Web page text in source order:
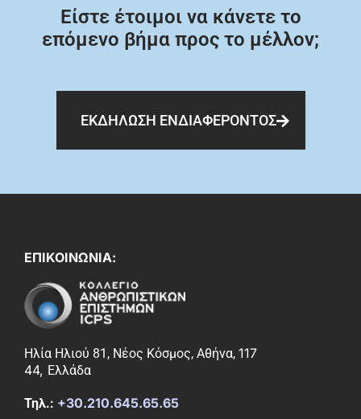
Είστε έτοιμοι να κάνετε το
επόμενο βήμα προς το μέλλον;
ΕΚΔΗΛΩΣΗ ΕΝΔΙΑΦΕΡΟΝΤΟΣ
ΕΠΙΚΟΙΝΩΝΙΑ:
Ηλία Ηλιού 81, Νέος Κόσμος, Αθήνα, 117
44, Ελλάδα
Τηλ.: +30.210.645.65.65